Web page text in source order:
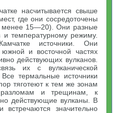
насчитывается свыше
где они сосредоточены
менее 15—20). Они разные
и температурному режиму.
источники. Они
и восточной частях
действующих вулканов.
их с вулканической
термальные источники
тяготеют к тем же зонам
и трещинам, к
действующие вулканы. В
встречаются значительно